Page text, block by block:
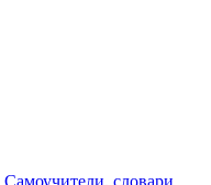
Самоучители, словари